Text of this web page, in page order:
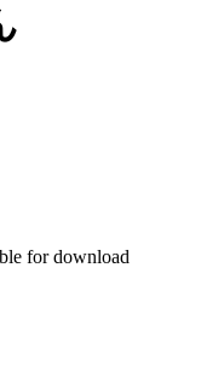
for download